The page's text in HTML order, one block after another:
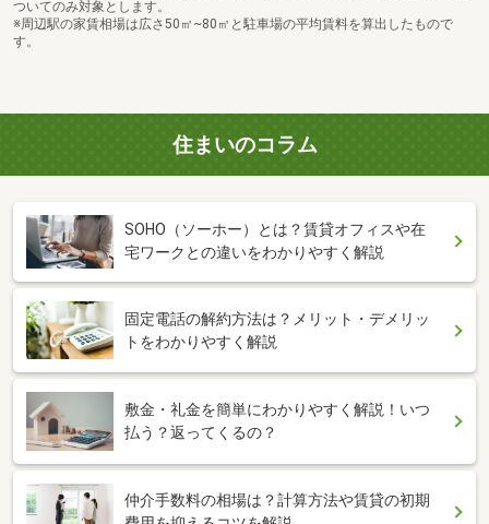
ついてのみ対象とします。
※周辺駅の家賃相場は広さ50㎡~80㎡と駐車場の平均賃料を算出したもので
す。
住まいのコラム
SOHO（ソーホー）とは？賃貸オフィスや在
宅ワークとの違いをわかりやすく解説
固定電話の解約方法は？メリット・デメリッ
トをわかりやすく解説
敷金・礼金を簡単にわかりやすく解説！いつ
払う？返ってくるの？
仲介手数料の相場は？計算方法や賃貸の初期